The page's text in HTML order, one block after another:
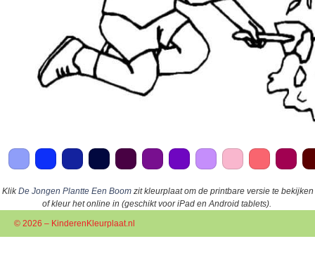
KlikDe Jongen Plantte Een Boomzit kleurplaat om de printbare versie te bekijken
of kleur het online in (geschikt voor iPad en Android tablets).
© 2026 – KinderenKleurplaat.nl